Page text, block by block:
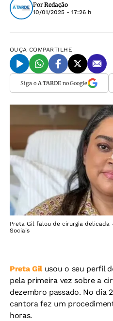
Por Redação
10/01/2025 - 17:26 h
OUÇA COMPARTILHE
Siga o A TARDEno Google
Preta Gil falou de cirurgia delicada
Sociais
Preta Gilusou o seu perfil
pela primeira vez sobre a
dezembro passado. No dia
cantora fez um
horas.